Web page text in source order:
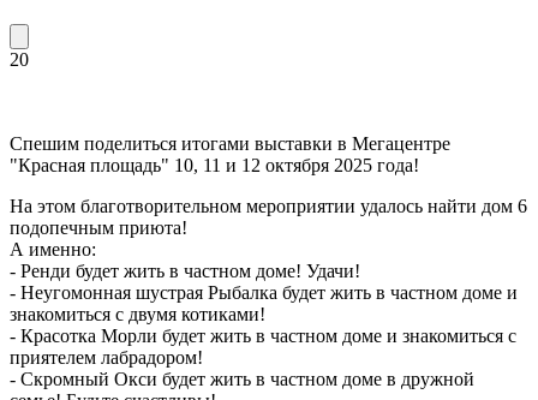
20
Спешим поделиться итогами выставки в Мегацентре
"Красная площадь" 10, 11 и 12 октября 2025 года!
На этом благотворительном мероприятии удалось найти дом 6
подопечным приюта!
А именно:
- Ренди будет жить в частном доме! Удачи!
- Неугомонная шустрая Рыбалка будет жить в частном доме и
знакомиться с двумя котиками!
- Красотка Морли будет жить в частном доме и знакомиться с
приятелем лабрадором!
- Скромный Окси будет жить в частном доме в дружной